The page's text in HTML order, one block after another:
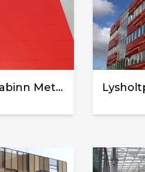
Hotel Cabinn Metro, København